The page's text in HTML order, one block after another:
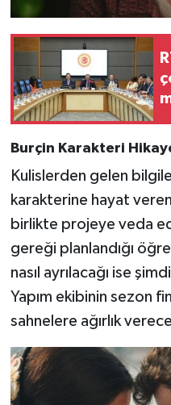
Burçin Karakteri
Kulislerden gelen
karakterine hayat
birlikte projeye veda
gereği planlandığı
nasıl ayrılacağı ise
Yapım ekibinin sezon
sahnelere ağırlık